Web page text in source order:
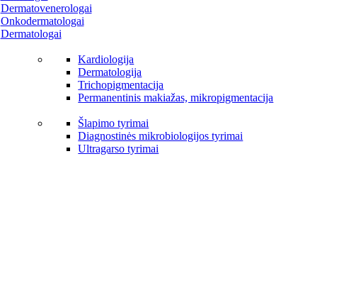
Dermatovenerologai
Onkodermatologai
Dermatologai
Kardiologija
Dermatologija
Trichopigmentacija
Permanentinis makiažas, mikropigmentacija
Šlapimo tyrimai
Diagnostinės mikrobiologijos tyrimai
Ultragarso tyrimai